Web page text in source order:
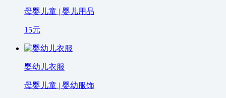
母婴儿童 | 婴儿用品
15元
婴幼儿衣服
母婴儿童 | 婴幼服饰